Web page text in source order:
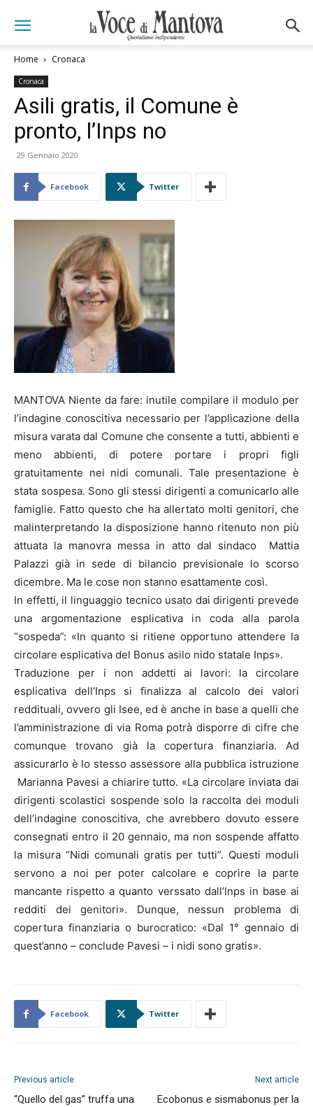
Home Cronaca
Cronaca
Asili gratis, il Comune è
pronto, l’Inps no
29 Gennaio 2020
Facebook Twitter
MANTOVA Niente da fare: inutile compilare il modulo per
l’indagine conoscitiva necessario per l’applicazione della
misura varata dal Comune che consente a tutti, abbienti e
meno abbienti, di potere portare i propri figli
gratuitamente nei nidi comunali. Tale presentazione è
stata sospesa. Sono gli stessi dirigenti a comunicarlo alle
famiglie. Fatto questo che ha allertato molti genitori, che
malinterpretando la disposizione hanno ritenuto non più
attuata la manovra messa in atto dal sindaco Mattia
Palazzi già in sede di bilancio previsionale lo scorso
dicembre. Ma le cose non stanno esattamente così.
In effetti, il linguaggio tecnico usato dai dirigenti prevede
una argomentazione esplicativa in coda alla parola
“sospeda”: «In quanto si ritiene opportuno attendere la
circolare esplicativa del Bonus asilo nido statale Inps».
Traduzione per i non addetti ai lavori: la circolare
esplicativa dell’Inps si finalizza al calcolo dei valori
reddituali, ovvero gli Isee, ed è anche in base a quelli che
l’amministrazione di via Roma potrà disporre di cifre che
comunque trovano già la copertura finanziaria. Ad
assicurarlo è lo stesso assessore alla pubblica istruzione
Marianna Pavesi a chiarire tutto. «La circolare inviata dai
dirigenti scolastici sospende solo la raccolta dei moduli
dell’indagine conoscitiva, che avrebbero dovuto essere
consegnati entro il 20 gennaio, ma non sospende affatto
la misura “Nidi comunali gratis per tutti”. Questi moduli
servono a noi per poter calcolare e coprire la parte
mancante rispetto a quanto verssato dall’Inps in base ai
redditi dei genitori». Dunque, nessun problema di
copertura finanziaria o burocratico: «Dal 1° gennaio di
quest’anno – conclude Pavesi – i nidi sono gratis».
Facebook Twitter
Previous article
“Quello del gas” truffa una
Next article
Ecobonus e sismabonus per la